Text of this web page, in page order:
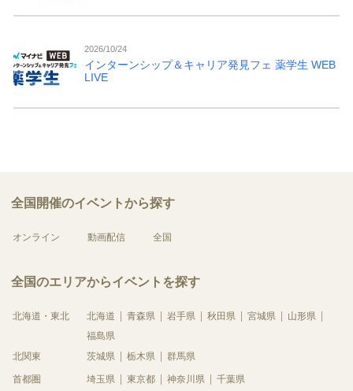
2026/10/24
インターンシップ＆キャリア発見フェ 薬学生 WEB
LIVE
全国開催のイベントから探す
オンライン 動画配信 全国
全国のエリアからイベントを探す
北海道・東北 北海道 青森県 岩手県 秋田県 宮城県
山形県
福島県
北関東
茨城県 栃木県 群馬県
首都圏 埼玉県 東京都 神奈川県 千葉県